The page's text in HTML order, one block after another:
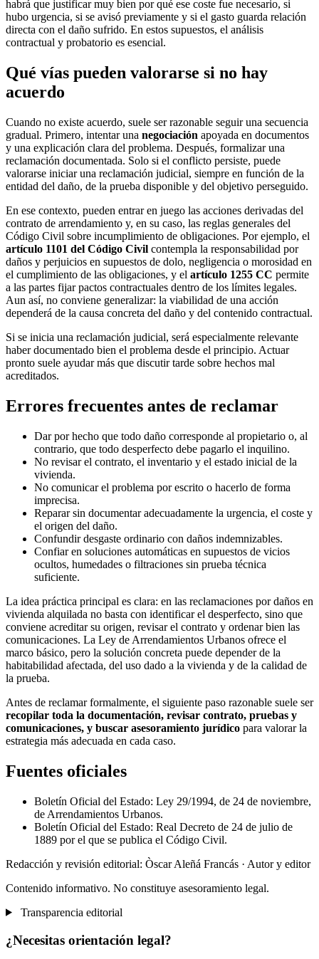
habrá que justificar muy bien por qué ese coste fue necesario, si
hubo urgencia, si se avisó previamente y si el gasto guarda relación
directa con el daño sufrido. En estos supuestos, el análisis
contractual y probatorio es esencial.
Qué vías pueden valorarse si no hay
acuerdo
Cuando no existe acuerdo, suele ser razonable seguir una secuencia
gradual. Primero, intentar una negociación apoyada en documentos
y una explicación clara del problema. Después, formalizar una
reclamación documentada. Solo si el conflicto persiste, puede
valorarse iniciar una reclamación judicial, siempre en función de la
entidad del daño, de la prueba disponible y del objetivo perseguido.
En ese contexto, pueden entrar en juego las acciones derivadas del
contrato de arrendamiento y, en su caso, las reglas generales del
Código Civil sobre incumplimiento de obligaciones. Por ejemplo, el
artículo 1101 del Código Civil contempla la responsabilidad por
daños y perjuicios en supuestos de dolo, negligencia o morosidad en
el cumplimiento de las obligaciones, y el artículo 1255 CC permite
a las partes fijar pactos contractuales dentro de los límites legales.
Aun así, no conviene generalizar: la viabilidad de una acción
dependerá de la causa concreta del daño y del contenido contractual.
Si se inicia una reclamación judicial, será especialmente relevante
haber documentado bien el problema desde el principio. Actuar
pronto suele ayudar más que discutir tarde sobre hechos mal
acreditados.
Errores frecuentes antes de reclamar
Dar por hecho que todo daño corresponde al propietario o, al
contrario, que todo desperfecto debe pagarlo el inquilino.
No revisar el contrato, el inventario y el estado inicial de la
vivienda.
No comunicar el problema por escrito o hacerlo de forma
imprecisa.
Reparar sin documentar adecuadamente la urgencia, el coste y
el origen del daño.
Confundir desgaste ordinario con daños indemnizables.
Confiar en soluciones automáticas en supuestos de vicios
ocultos, humedades o filtraciones sin prueba técnica
suficiente.
La idea práctica principal es clara: en las reclamaciones por daños en
vivienda alquilada no basta con identificar el desperfecto, sino que
conviene acreditar su origen, revisar el contrato y ordenar bien las
comunicaciones. La Ley de Arrendamientos Urbanos ofrece el
marco básico, pero la solución concreta puede depender de la
habitabilidad afectada, del uso dado a la vivienda y de la calidad de
la prueba.
Antes de reclamar formalmente, el siguiente paso razonable suele ser
recopilar toda la documentación, revisar contrato, pruebas y
comunicaciones, y buscar asesoramiento jurídico para valorar la
estrategia más adecuada en cada caso.
Fuentes oficiales
Boletín Oficial del Estado: Ley 29/1994, de 24 de noviembre,
de Arrendamientos Urbanos.
Boletín Oficial del Estado: Real Decreto de 24 de julio de
1889 por el que se publica el Código Civil.
Redacción y revisión editorial: Òscar Aleñá Francás · Autor y editor
Contenido informativo. No constituye asesoramiento legal.
Transparencia editorial
¿Necesitas orientación legal?